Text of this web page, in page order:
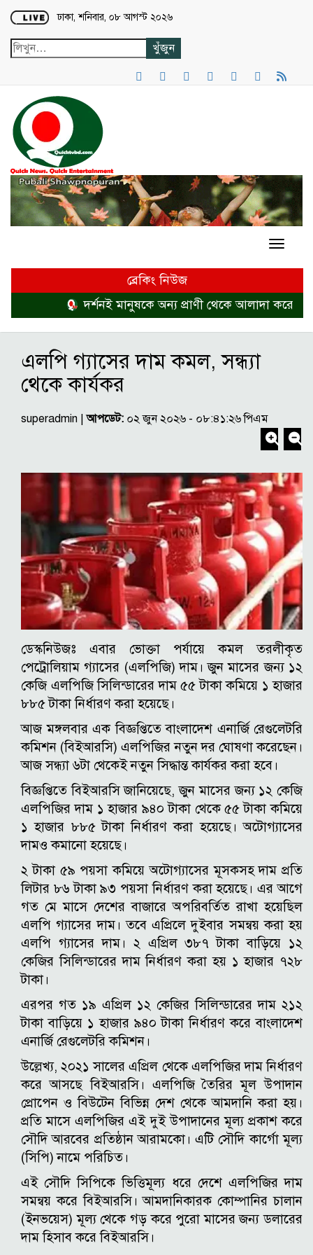
Loading...
ঢাকা, শনিবার, ০৮ আগস্ট ২০২৬
ব্রেকিং নিউজ
দর্শনই মানুষকে অন্য প্রাণী থেকে আলাদা করে
এলপি গ্যাসের দাম কমল, সন্ধ্যা
থেকে কার্যকর
superadmin |আপডেট: ০২ জুন ২০২৬ - ০৮:৪১:২৬ পিএম
ডেস্কনিউজঃ এবার ভোক্তা পর্যায়ে কমল তরলীকৃত
পেট্রোলিয়াম গ্যাসের (এলপিজি) দাম। জুন মাসের জন্য ১২
কেজি এলপিজি সিলিন্ডারের দাম ৫৫ টাকা কমিয়ে ১ হাজার
৮৮৫ টাকা নির্ধারণ করা হয়েছে।
আজ মঙ্গলবার এক বিজ্ঞপ্তিতে বাংলাদেশ এনার্জি রেগুলেটরি
কমিশন (বিইআরসি) এলপিজির নতুন দর ঘোষণা করেছেন।
আজ সন্ধ্যা ৬টা থেকেই নতুন সিদ্ধান্ত কার্যকর করা হবে।
বিজ্ঞপ্তিতে বিইআরসি জানিয়েছে, জুন মাসের জন্য ১২ কেজি
এলপিজির দাম ১ হাজার ৯৪০ টাকা থেকে ৫৫ টাকা কমিয়ে
১ হাজার ৮৮৫ টাকা নির্ধারণ করা হয়েছে। অটোগ্যাসের
দামও কমানো হয়েছে।
২ টাকা ৫৯ পয়সা কমিয়ে অটোগ্যাসের মূসকসহ দাম প্রতি
লিটার ৮৬ টাকা ৯৩ পয়সা নির্ধারণ করা হয়েছে। এর আগে
গত মে মাসে দেশের বাজারে অপরিবর্তিত রাখা হয়েছিল
এলপি গ্যাসের দাম। তবে এপ্রিলে দুইবার সমন্বয় করা হয়
এলপি গ্যাসের দাম। ২ এপ্রিল ৩৮৭ টাকা বাড়িয়ে ১২
কেজির সিলিন্ডারের দাম নির্ধারণ করা হয় ১ হাজার ৭২৮
টাকা।
এরপর গত ১৯ এপ্রিল ১২ কেজির সিলিন্ডারের দাম ২১২
টাকা বাড়িয়ে ১ হাজার ৯৪০ টাকা নির্ধারণ করে বাংলাদেশ
এনার্জি রেগুলেটরি কমিশন।
উল্লেখ্য, ২০২১ সালের এপ্রিল থেকে এলপিজির দাম নির্ধারণ
করে আসছে বিইআরসি। এলপিজি তৈরির মূল উপাদান
প্রোপেন ও বিউটেন বিভিন্ন দেশ থেকে আমদানি করা হয়।
প্রতি মাসে এলপিজির এই দুই উপাদানের মূল্য প্রকাশ করে
সৌদি আরবের প্রতিষ্ঠান আরামকো। এটি সৌদি কার্গো মূল্য
(সিপি) নামে পরিচিত।
এই সৌদি সিপিকে ভিত্তিমূল্য ধরে দেশে এলপিজির দাম
সমন্বয় করে বিইআরসি। আমদানিকারক কোম্পানির চালান
(ইনভয়েস) মূল্য থেকে গড় করে পুরো মাসের জন্য ডলারের
দাম হিসাব করে বিইআরসি।